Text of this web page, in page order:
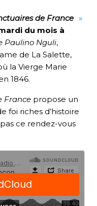
de France »
du mois à
Paulino Nguli,
de La Salette,
la Vierge Marie
1846.
France propose un
foi riches d’histoire
ce rendez-vous